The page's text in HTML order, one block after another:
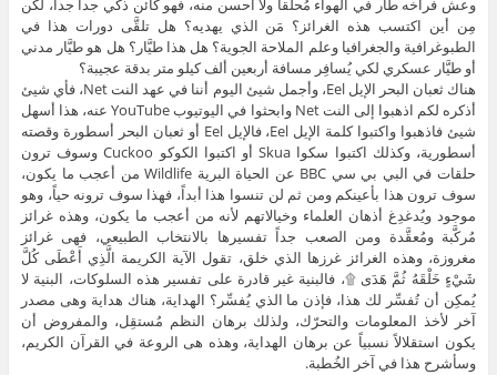
وعش فراخه طار في الهواء مُحلِّقاً ولا أحسن منه، فهو كائن ذكي جداً جداً، لكن
مِن أين اكتسب هذه الغرائز؟ مَن الذي يهديه؟ هل تلقَّى دورات هذا في
الطبوغرافية والجغرافيا وعلم الملاحة الجوية؟ هل هذا طيَّار؟ هل هو طيَّار مدني
أو طيَّار عسكري لكي يُسافِر مسافة أربعين ألف كيلو متر بدقة عجيبة؟
هناك ثعبان البحر الإيل Eel، وأجمل شيئ اليوم أننا في عهد النت Net، فأي شيئ
أذكره لكم اذهبوا إلى النت Net وابحثوا في اليوتيوب YouTube عنه، هذا أسهل
شيئ فاذهبوا واكتبوا كلمة الإيل Eel، فالإيل Eel أو ثعبان البحر أسطورة وقصته
أسطورية، وكذلك اكتبوا سكوا Skua أو اكتبوا الكوكو Cuckoo وسوف ترون
حلقات في البي بي سي BBC عن الحياة البرية Wildlife من أعجب ما يكون،
سوف ترون هذا بأعينكم ومن ثم لن تنسوا هذا أبداً، فهذا سوف ترونه حياً، وهو
موجود ويُدغدِغ أذهان العلماء وخيالاتهم لأنه من أعجب ما يكون، وهذه غرائز
مُركَّبة ومُعقَّدة ومن الصعب جداً تفسيرها بالانتخاب الطبيعي، فهى غرائز
مغروزة، وهذه الغرائز غرزها الذي خلق، تقول الآية الكريمة الَّذِي أَعْطَى كُلَّ
شَيْءٍ خَلْقَهُ ثُمَّ هَدَى ۩، فالبنية غير قادرة على تفسير هذه السلوكات، البنية لا
يُمكِن أن تُفسِّر لك هذا، فإذن ما الذي يُفسِّر؟ الهداية، هناك هداية وهى مصدر
آخر لأخذ المعلومات والتحرّك، ولذلك برهان النظم مُستقِل، والمفروض أن
يكون استقلالاً نسبياً عن برهان الهداية، وهذه هى الروعة في القرآن الكريم،
وسأشرح هذا في آخر الخُطبة.